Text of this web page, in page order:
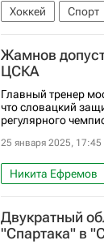
Хоккей Спорт
Лада
ХК
Жамнов
ЦСКА
Главный тренер
что словацкий
регулярного
25 января 2025, 17:45
Никита Ефремов
КХЛ 2025-2026
Двукратный
"Спартака" в